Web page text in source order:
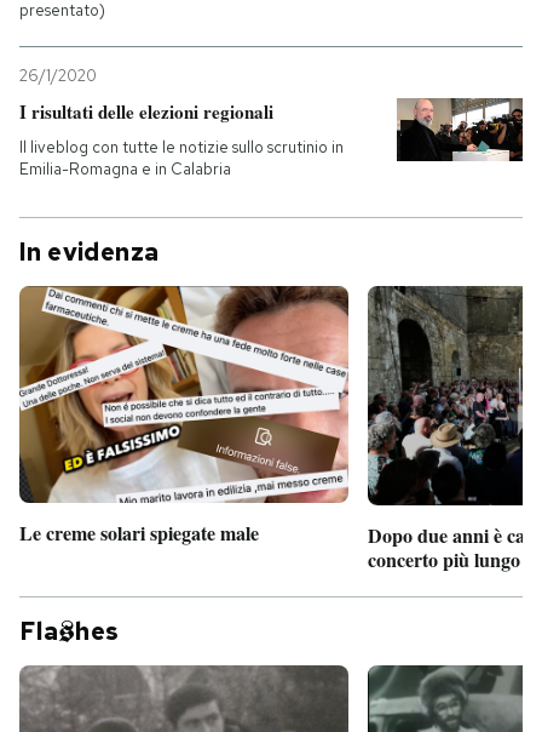
presentato)
26/1/2020
I risultati delle elezioni regionali
Il liveblog con tutte le notizie sullo scrutinio in
Emilia-Romagna e in Calabria
In evidenza
Le creme solari spiegate male
Dopo due anni è
concerto più lungo
Fla hes